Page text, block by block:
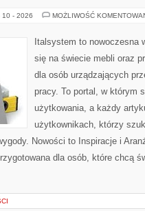
10 - 2026 MOŻLIWOŚĆ
Italsystem to nowoczesna
się na świecie mebli oraz
dla osób urządzających
pracy. To portal, w którym
użytkowania, a każdy
użytkownikach, którzy
Nowości to Inspiracje i
dla osób, które chcą